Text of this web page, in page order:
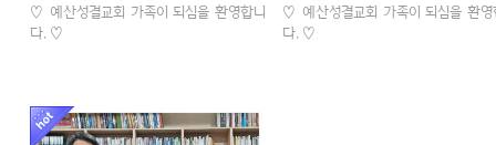
♡ 예산성결교회 가족이 되심을 환영합니
다. ♡
♡ 예산성결교회 가족이 되심을 환영
다. ♡